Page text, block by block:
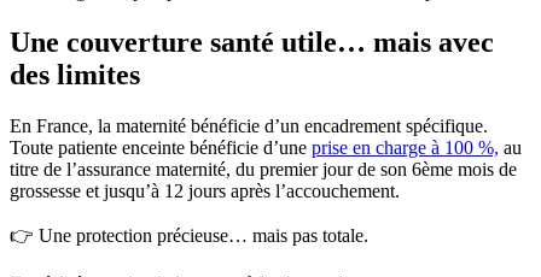
Une couverture santé utile… mais avec
des limites
En France, la maternité bénéficie d’un encadrement spécifique.
Toute patiente enceinte bénéficie d’une prise en charge à 100 %, au
titre de l’assurance maternité, du premier jour de son 6ème mois de
grossesse et jusqu’à 12 jours après l’accouchement.
👉 Une protection précieuse… mais pas totale.